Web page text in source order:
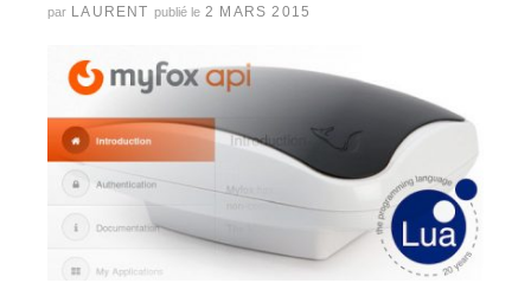
par LAURENT publié le 2 MARS 2015